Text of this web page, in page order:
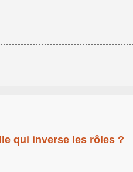
qui inverse les rôles ?